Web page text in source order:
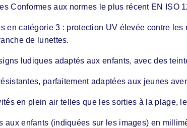
Conformes aux normes le plus récent EN ISO
en catégorie 3 : protection UV élevée contre
de lunettes.
ludiques adaptés aux enfants, avec des
parfaitement adaptées aux jeunes
en plein air telles que les sorties à la plage,
aux enfants (indiquées sur les images) en